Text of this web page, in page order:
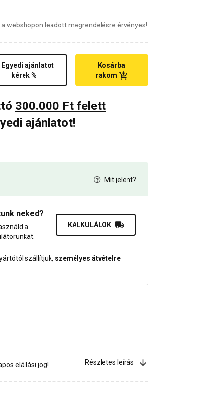
webshopon leadott megrendelésre érvényes!
Egyedi ajánlatot
kérek %
Kosárba
rakom
300.000 Ft felett
ajánlatot!
Mit jelent?
neked?
a
KALKULÁLOK
szállítjuk, személyes átvételre
elállási jog!
Részletes leírás